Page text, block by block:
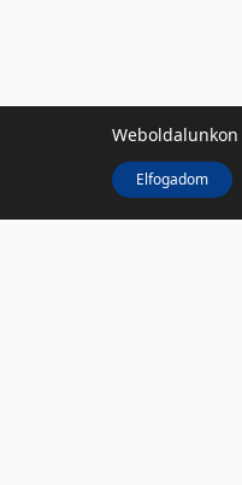
Weboldalunkon
Elfogadom